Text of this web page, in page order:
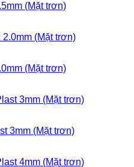
(Mặt trơn)
(Mặt trơn)
3mm (Mặt trơn)